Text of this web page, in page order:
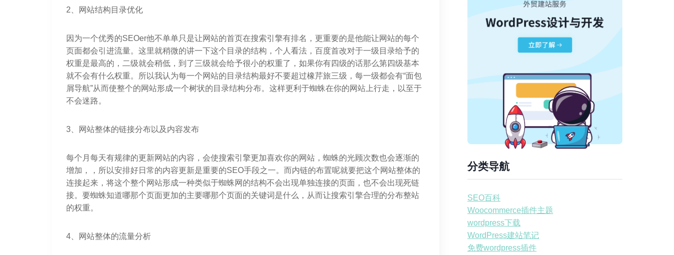
2、网站结构目录优化
因为一个优秀的SEOer他不单单只是让网站的首页在搜索引擎有排名，更重要的是他能让网站的每个
页面都会引进流量。这里就稍微的讲一下这个目录的结构，个人看法，百度首改对于一级目录给予的
权重是最高的，二级就会稍低，到了三级就会给予很小的权重了，如果你有四级的话那么第四级基本
就不会有什么权重。所以我认为每一个网站的目录结构最好不要超过橡芹旅三级，每一级都会有“面包
屑导航”从而使整个的网站形成一个树状的目录结构分布。这样更利于蜘蛛在你的网站上行走，以至于
不会迷路。
3、网站整体的链接分布以及内容发布
每个月每天有规律的更新网站的内容，会使搜索引擎更加喜欢你的网站，蜘蛛的光顾次数也会逐渐的
增加，，所以安排好日常的内容更新是重要的SEO手段之一。而内链的布置呢就要把这个网站整体的
连接起来，将这个整个网站形成一种类似于蜘蛛网的结构不会出现单独连接的页面，也不会出现死链
接。要蜘蛛知道哪那个页面更加的主要哪那个页面的关键词是什么，从而让搜索引擎合理的分布整站
的权重。
4、网站整体的流量分析
分类导航
SEO百科
Woocommerce插件主题
wordpress下载
WordPress建站笔记
免费wordpress插件